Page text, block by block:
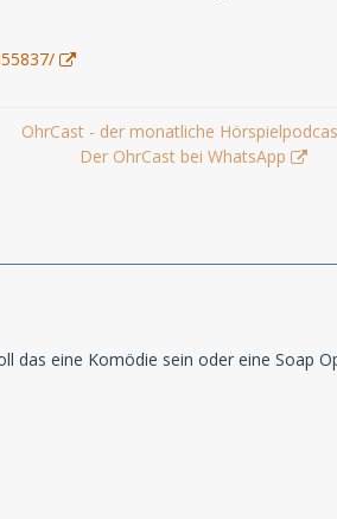
OhrCast - der monatliche
Der OhrCast bei WhatsApp
das eine Komödie sein oder eine Soap